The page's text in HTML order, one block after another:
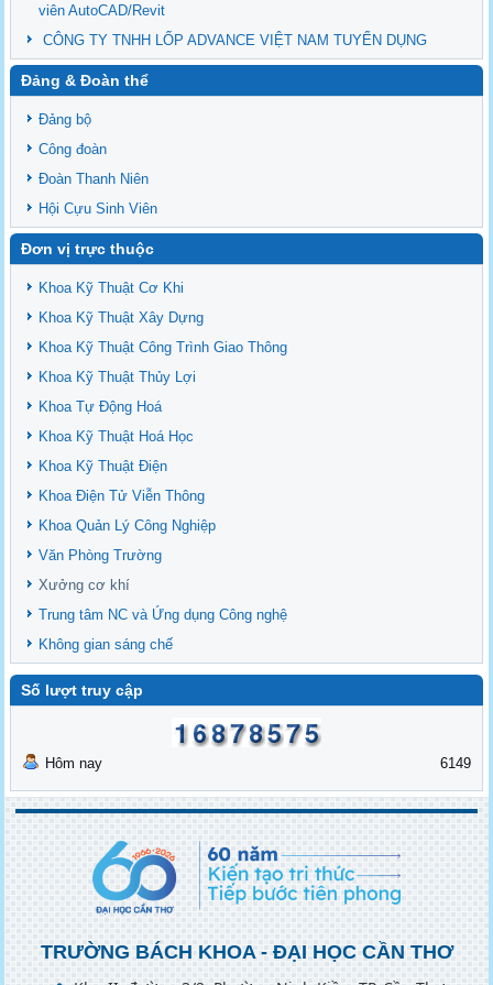
viên AutoCAD/Revit
CÔNG TY TNHH LỐP ADVANCE VIỆT NAM TUYỂN DỤNG
Đảng & Đoàn thể
Đảng bộ
Công đoàn
Đoàn Thanh Niên
Hội Cựu Sinh Viên
Đơn vị trực thuộc
Khoa Kỹ Thuật Cơ Khi
Khoa Kỹ Thuật Xây Dựng
Khoa Kỹ Thuật Công Trình Giao Thông
Khoa Kỹ Thuật Thủy Lợi
Khoa Tự Động Hoá
Khoa Kỹ Thuật Hoá Học
Khoa Kỹ Thuật Điện
Khoa Điện Tử Viễn Thông
Khoa Quản Lý Công Nghiệp
Văn Phòng Trường
Xưởng cơ khí
Trung tâm NC và Ứng dụng Công nghệ
Không gian sáng chế
Số lượt truy cập
Hôm nay 6149
TRƯỜNG BÁCH KHOA - ĐẠI HỌC CẦN THƠ